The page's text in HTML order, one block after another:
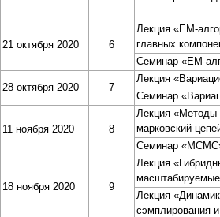
21 октября 2020 6
Лекция «EM-
главных
Семинар «ЕМ-
28 октября 2020 7
Лекция
Семинар
11 ноября 2020 8
Лекция «Методы
марковский
Семинар
18 ноября 2020 9
Лекция
Лекция
сэмплирования